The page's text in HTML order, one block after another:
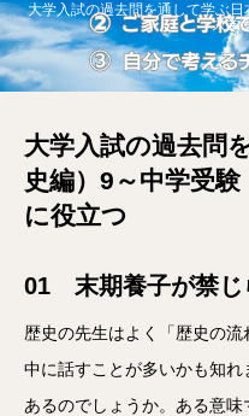
大学入試の過去問を通して学ぶ日
大学
大学入試の過去問
史編）9～中学受
に役立つ
01 末期養子が禁じ
歴史の先生はよく「歴史の
中に話すことが多いかも知
あるのでしょうか。ある意